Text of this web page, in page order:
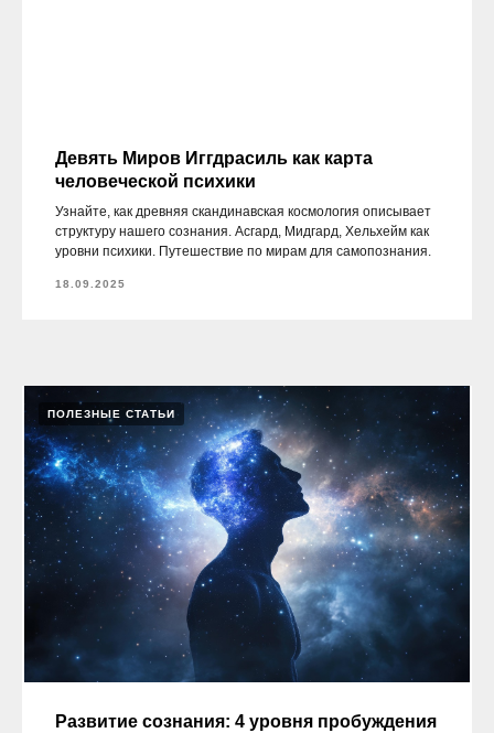
Девять Миров Иггдрасиль как карта
человеческой психики
Узнайте, как древняя скандинавская космология описывает
структуру нашего сознания. Асгард, Мидгард, Хельхейм как
уровни психики. Путешествие по мирам для самопознания.
18.09.2025
ПОЛЕЗНЫЕ СТАТЬИ
Развитие сознания: 4 уровня пробуждения